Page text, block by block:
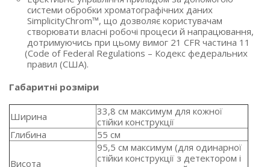
системи обробки хроматографічних даних
SimplicityChrom™, що дозволяє користувачам
створювати власні робочі процеси й напрацювання,
дотримуючись при цьому вимог 21 CFR частина 11
(Code of Federal Regulations – Кодекс федеральних
правил (США).
Габаритні розміри
Ширина
33,8 см максимум для кожної
стійки конструкції
Глибина
55 см
Висота
95,5 см максимум (для одинарної
стійки конструкції з детектором і